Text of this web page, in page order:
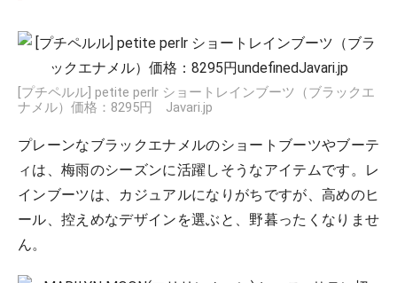
[プチペルル] petite perlr ショートレインブーツ（ブラックエ
ナメル）価格：8295円 Javari.jp
プレーンなブラックエナメルのショートブーツやブーテ
ィは、梅雨のシーズンに活躍しそうなアイテムです。レ
インブーツは、カジュアルになりがちですが、高めのヒ
ール、控えめなデザインを選ぶと、野暮ったくなりませ
ん。